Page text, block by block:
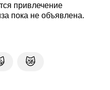
привлечение
пока не объявлена.
😿